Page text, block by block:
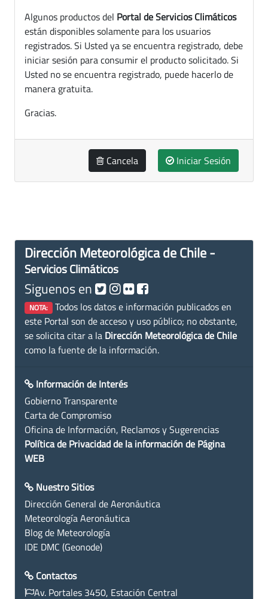
Algunos productos del Portal de Servicios Climáticos
están disponibles solamente para los usuarios
registrados. Si Usted ya se encuentra registrado, debe
iniciar sesión para consumir el producto solicitado. Si
Usted no se encuentra registrado, puede hacerlo de
manera gratuita.
Gracias.
Cancela Iniciar Sesión
Dirección Meteorológica de Chile -
Servicios Climáticos
Siguenos en
NOTA: Todos los datos e información publicados en
este Portal son de acceso y uso público; no obstante,
se solicita citar a la Dirección Meteorológica de Chile
como la fuente de la información.
Información de Interés
Gobierno Transparente
Carta de Compromiso
Oficina de Información, Reclamos y Sugerencias
Política de Privacidad de la información de Página
WEB
Nuestro Sitios
Dirección General de Aeronáutica
Meteorología Aeronáutica
Blog de Meteorología
IDE DMC (Geonode)
Contactos
Av. Portales 3450, Estación Central